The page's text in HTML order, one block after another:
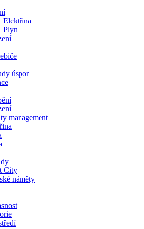
Elektřina
Plyn
úspor
management
City
náměty